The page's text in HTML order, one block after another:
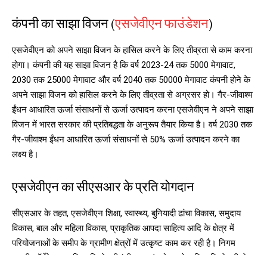
कंपनी का साझा विजन (एसजेवीएन फाउंडेशन)
एसजेवीएन को अपने साझा विजन के हासिल करने के लिए तीव्रता से काम करना
होगा। कंपनी की यह साझा विजन है कि वर्ष 2023-24 तक 5000 मेगावाट,
2030 तक 25000 मेगावाट और वर्ष 2040 तक 50000 मेगावाट कंपनी होने के
अपने साझा विजन को हासिल करने के लिए तीव्रता से अग्रसर हो। गैर-जीवाश्म
ईंधन आधारित ऊर्जा संसाधनों से ऊर्जा उत्पादन करना एसजेवीएन ने अपने साझा
विजन में भारत सरकार की प्रतिबद्धता के अनुरूप तैयार किया है। वर्ष 2030 तक
गैर-जीवाश्म ईंधन आधारित ऊर्जा संसाधनों से 50% ऊर्जा उत्पादन करने का
लक्ष्य है।
एसजेवीएन का सीएसआर के प्रति योगदान
सीएसआर के तहत, एसजेवीएन शिक्षा, स्वास्थ्य, बुनियादी ढांचा विकास, समुदाय
विकास, बाल और महिला विकास, प्राकृतिक आपदा साहित्य आदि के क्षेत्र में
परियोजनाओं के समीप के ग्रामीण क्षेत्रों में उत्कृष्ट काम कर रही है। निगम